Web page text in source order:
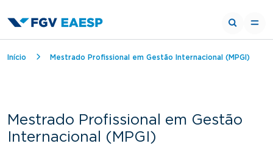
Trilha de navegação
Início Mestrado Profissional em Gestão Internacional (MPGI)
Mestrado Profissional em Gestão
Internacional (MPGI)